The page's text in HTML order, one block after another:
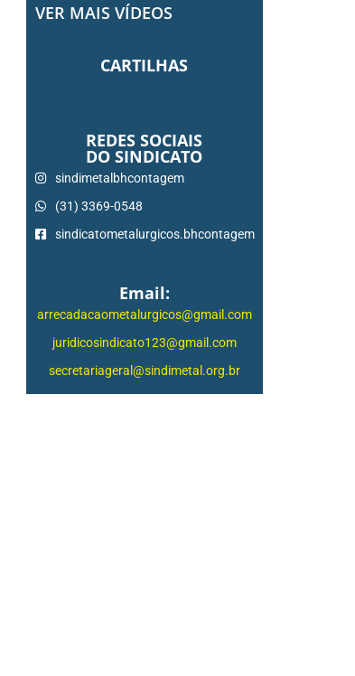
VER MAIS VÍDEOS
CARTILHAS
REDES SOCIAIS
DO SINDICATO
sindimetalbhcontagem
(31) 3369-0548
sindicatometalurgicos.bhcontagem
Email:
arrecadacaometalurgicos@gmail.com
juridicosindicato123@gmail.com
secretariageral@sindimetal.org.br